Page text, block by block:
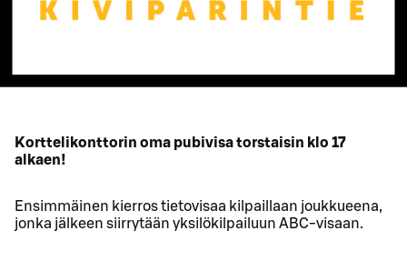
Korttelikonttorin oma pubivisa torstaisin klo 17
alkaen!
Ensimmäinen kierros tietovisaa kilpaillaan joukkueena,
jonka jälkeen siirrytään yksilökilpailuun ABC-visaan.